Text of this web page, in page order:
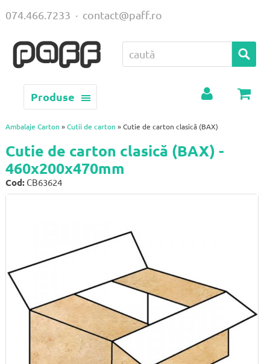
Produse
074.466.7233 · contact@paff.ro
Ambalaje Carton » Cutii de carton » Cutie de carton clasică (BAX)
Cutie de carton clasică (BAX) -
460x200x470mm
Cod: CB63624